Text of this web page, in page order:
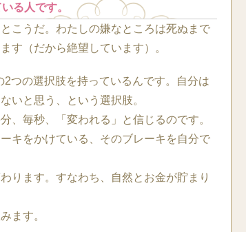
る人です。
こうだ。わたしの嫌なところは死ぬまで
（だから絶望しています）。
つの選択肢を持っているんです。自分は
いと思う、という選択肢。
、毎秒、「変われる」と信じるのです。
キをかけている、そのブレーキを自分で
ります。すなわち、自然とお金が貯まり
ます。